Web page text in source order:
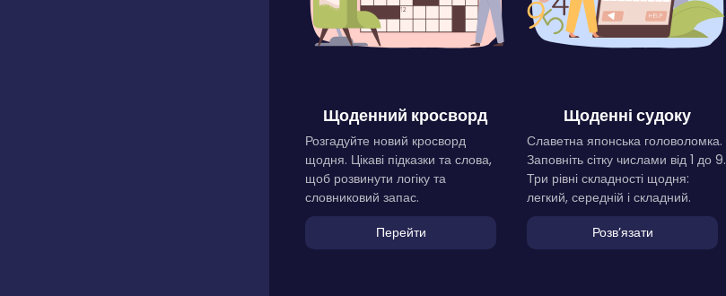
Щоденний кросворд
Розгадуйте новий кросворд
щодня. Цікаві підказки та слова,
щоб розвинути логіку та
словниковий запас.
Перейти
Щоденні судоку
Славетна японська головоломка.
Заповніть сітку числами від 1 до 9.
Три рівні складності щодня:
легкий, середній і складний.
Розвʼязати